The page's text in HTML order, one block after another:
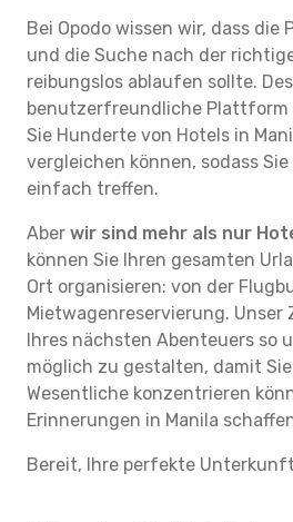
Bei Opodo wissen wir, dass die
und die Suche nach der
reibungslos ablaufen sollte.
benutzerfreundliche
Sie Hunderte von Hotels in
vergleichen können, sodass
einfach treffen.
Aber wir sind mehr als nur
können Sie Ihren gesamten
Ort organisieren: von der
Mietwagenreservierung. Unser
Ihres nächsten Abenteuers so
möglich zu gestalten, damit
Wesentliche konzentrieren
Erinnerungen in Manila
Bereit, Ihre perfekte